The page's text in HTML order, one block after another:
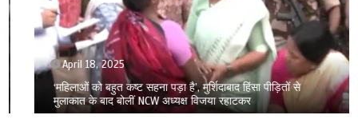
April 18, 2025
‘महिलाओं को बहुत कष्ट सहना पड़ा है’, मुर्शिदाबाद हिंसा पीड़ितों से
मुलाकात के बाद बोलीं NCW अध्यक्ष विजया रहाटकर